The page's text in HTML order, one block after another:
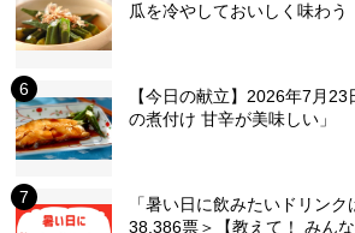
瓜を冷やしておいしく味わう
【今日の献立】2026年7月
の煮付け 甘辛が美味しい」
「暑い日に飲みたいドリン
38,386票＞【教えて！ みん